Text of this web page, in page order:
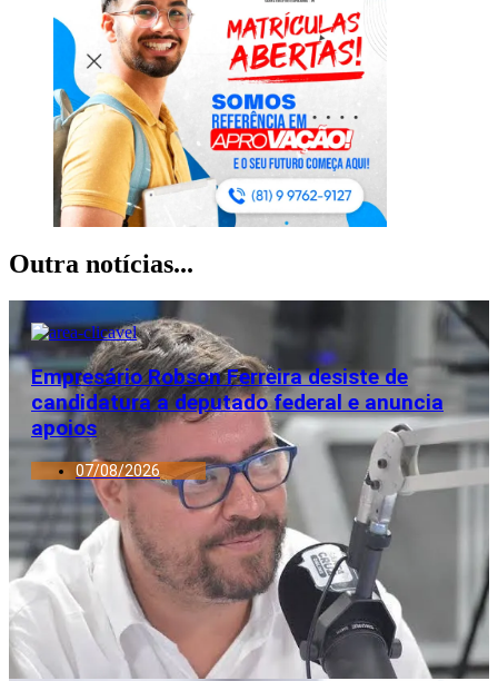
Outra notícias...
Empresário Robson Ferreira desiste de
candidatura a deputado federal e anuncia
apoios
07/08/2026